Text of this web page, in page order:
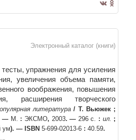
Электронный каталог (книги)
тесты, упражнения для усиления
увеличения объема памяти,
воображения, повышения
расширения творческого
литература / Т. Вьюжек ;
— М. : ЭКСМО, 2003. — 296 с. : ил. ;
ум). — ISBN 5-699-02013-6 : 40.59.